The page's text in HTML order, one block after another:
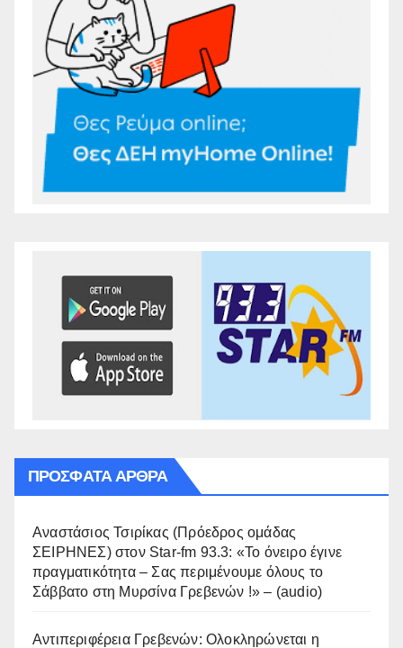
ΠΡΌΣΦΑΤΑ ΆΡΘΡΑ
Αναστάσιος Τσιρίκας (Πρόεδρος ομάδας
ΣΕΙΡΗΝΕΣ) στον Star-fm 93.3: «Το όνειρο έγινε
πραγματικότητα – Σας περιμένουμε όλους το
Σάββατο στη Μυρσίνα Γρεβενών !» – (audio)
Αντιπεριφέρεια Γρεβενών: Ολοκληρώνεται η